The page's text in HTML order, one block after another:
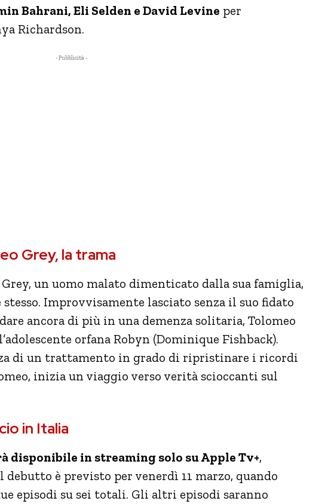
Bahrani, Eli Selden e David Levine per
Richardson.
- Pubblicità -
Grey, la trama
Grey, un uomo malato dimenticato dalla sua famiglia,
Improvvisamente lasciato senza il suo fidato
ancora di più in una demenza solitaria, Tolomeo
orfana Robyn (Dominique Fishback).
di un trattamento in grado di ripristinare i ricordi
, inizia un viaggio verso verità scioccanti sul
in Italia
disponibile in streaming solo su Apple Tv+,
debutto è previsto per venerdì 11 marzo, quando
episodi su sei totali. Gli altri episodi saranno